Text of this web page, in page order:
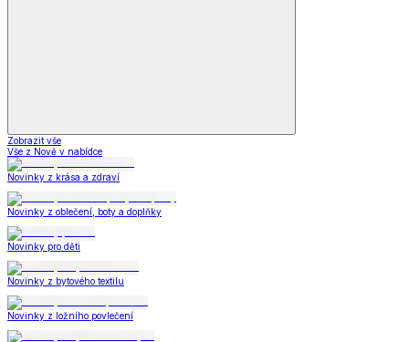
Zobrazit vše
Vše z Nově v nabídce
Novinky z krása a zdraví
Novinky z oblečení, boty a doplňky
Novinky pro děti
Novinky z bytového textilu
Novinky z ložního povlečení